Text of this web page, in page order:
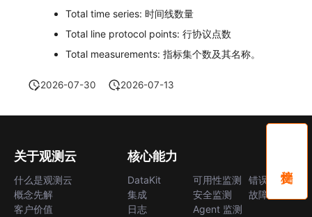
Total time series: 时间线数量
Total line protocol points: 行协议点数
Total measurements: 指标集个数及其名称。
2026-07-30 2026-07-13
关于观测云
什么是观测云
概念先解
客户价值
核心能力
DataKit
集成
日志
可用性监测
安全监测
Agent 监测
错误中心
故障中心